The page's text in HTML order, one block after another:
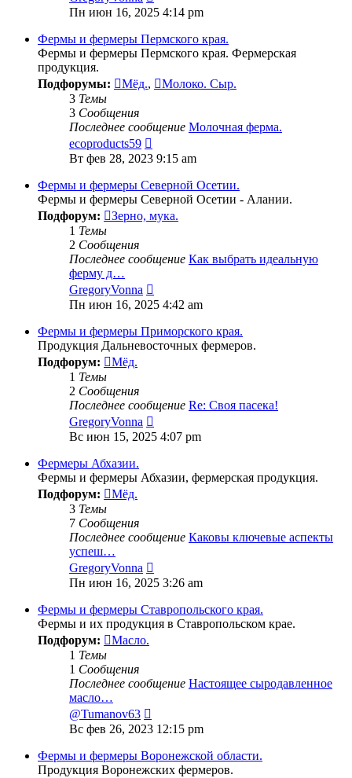
к
последнему
сообщению
Пн июн 16, 2025 4:14 pm
Фермы и фермеры Пермского края.
Фермы и фермеры Пермского края. Фермерская
продукция.
Подфорумы:
Мёд.,
Молоко. Сыр.
3 Темы
3 Сообщения
Последнее сообщение Молочная ферма.
ecoproducts59
к
сообщению
Вт фев 28, 2023 9:15 am
Фермы и фермеры Северной Осетии.
Фермы и фермеры Северной Осетии - Алании.
Подфорум:
Зерно, мука.
1 Темы
2 Сообщения
Последнее сообщение Как выбрать идеальную
ферму д…
GregoryVonna
к
сообщению
Пн июн 16, 2025 4:42 am
Фермы и фермеры Приморского края.
Продукция Дальневосточных фермеров.
Подфорум:
Мёд.
1 Темы
2 Сообщения
Последнее сообщение Re: Своя пасека!
GregoryVonna
к
последнему
Вс июн 15, 2025 4:07 pm
Фермеры Абхазии.
Фермы и фермеры Абхазии, фермерская продукция.
Подфорум:
Мёд.
3 Темы
7 Сообщения
Последнее сообщение Каковы ключевые аспекты
успеш…
GregoryVonna
к
сообщению
Пн июн 16, 2025 3:26 am
Фермы и фермеры Ставропольского края.
Фермы и их продукция в Ставропольском крае.
Подфорум:
Масло.
1 Темы
1 Сообщения
Последнее сообщение Настоящее сыродавленное
масло…
@Tumanov63
к
последнему
сообщению
Вс фев 26, 2023 12:15 pm
Фермы и фермеры Воронежской области.
Продукция Воронежских фермеров.